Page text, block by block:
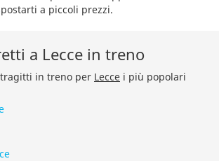
a piccoli prezzi.
a Lecce in treno
in treno per Lecce i più popolari